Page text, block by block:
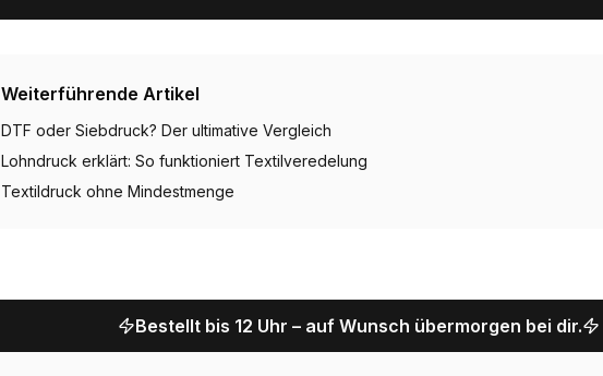
Weiterführende Artikel
DTF oder Siebdruck? Der ultimative Vergleich
Lohndruck erklärt: So funktioniert Textilveredelung
Textildruck ohne Mindestmenge
Bestellt bis 12 Uhr – auf Wunsch übermorgen bei dir.